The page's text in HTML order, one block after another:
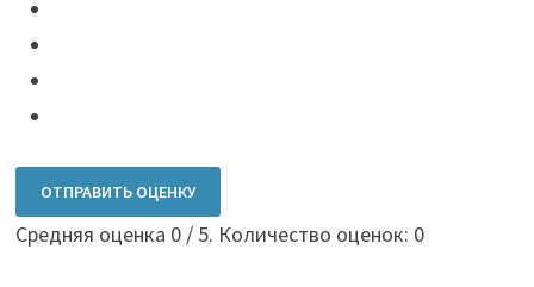
ОТПРАВИТЬ ОЦЕНКУ
Средняя оценка 0/ 5. Количество оценок: 0